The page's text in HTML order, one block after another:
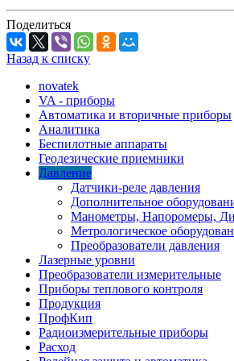
Поделиться
Назад к списку
novatek
VA - приборы
Автоматика и вторичные приборы
Аналитика
Беспилотные аппараты
Геодезические приемники
Давление
Датчики-реле давления
Дополнительное
Манометры, Напоромеры,
Метрологическое
Преобразователи давления
Лазерные уровни
Преобразователи измерительные
Приборы теплового контроля
Продукция
ПрофКип
Радиоизмерительные приборы
Расход